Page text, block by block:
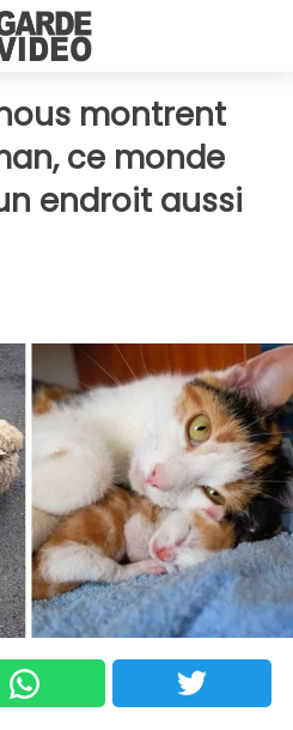
montrent
ce monde
endroit aussi